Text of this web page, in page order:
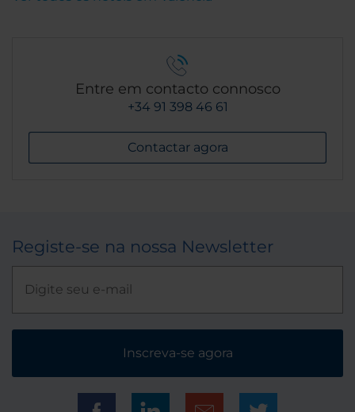
Entre em contacto connosco
+34 91 398 46 61
Contactar agora
Registe-se na nossa Newsletter
Inscreva-se agora